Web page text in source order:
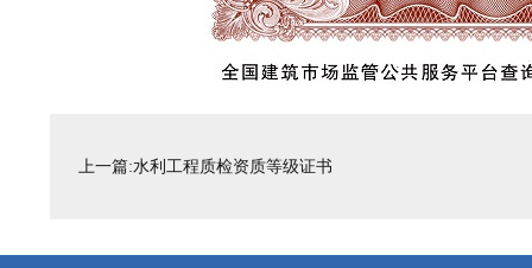
上一篇:水利工程质检资质等级证书